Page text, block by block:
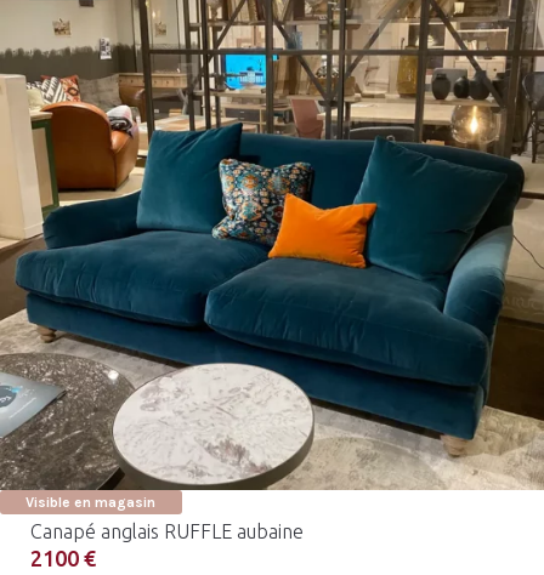
Visible en magasin
Canapé anglais RUFFLE aubaine
2100 €